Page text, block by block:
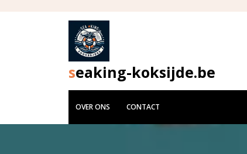
seaking-koksijde.be
OVER ONS CONTACT